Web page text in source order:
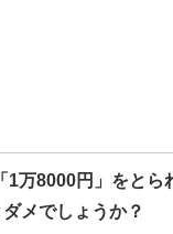
万8000円」をとら
メでしょうか？